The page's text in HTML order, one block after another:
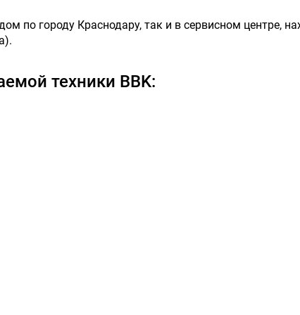
по городу Краснодару, так и в сервисном центре,
техники BBK: